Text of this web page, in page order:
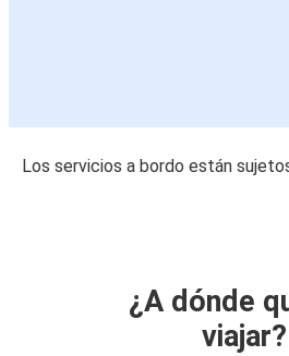
Los servicios a bordo están
¿A dónde
viajar?